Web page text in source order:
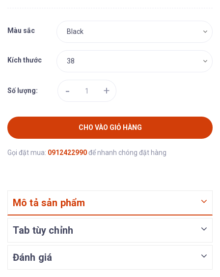
Màu sắc
Kích thước
Số lượng: - +
CHO VÀO GIỎ HÀNG
Gọi đặt mua: 0912422990để nhanh chóng đặt hàng
Mô tả sản phẩm
Tab tùy chỉnh
Đánh giá